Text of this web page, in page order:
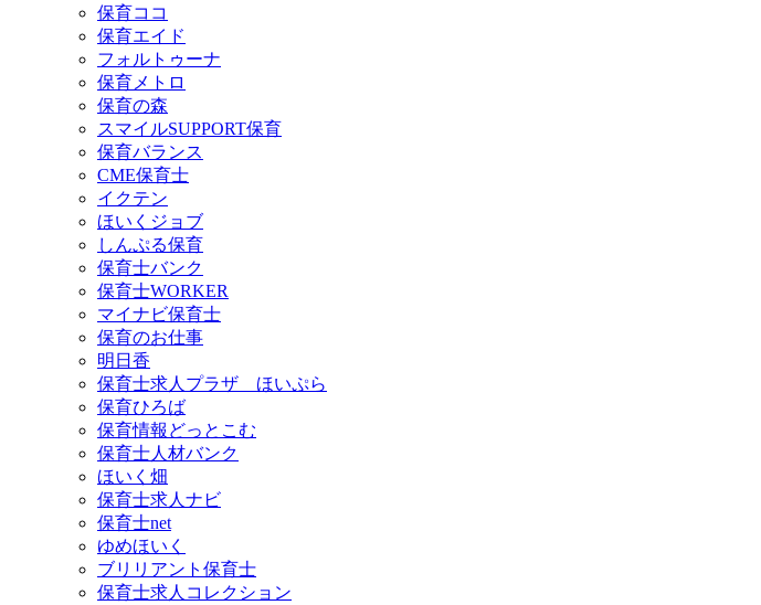
保育ココ
保育エイド
フォルトゥーナ
保育メトロ
保育の森
スマイルSUPPORT保育
保育バランス
CME保育士
イクテン
ほいくジョブ
しんぷる保育
保育士バンク
保育士WORKER
マイナビ保育士
保育のお仕事
明日香
保育士求人プラザ ほいぷら
保育ひろば
保育情報どっとこむ
保育士人材バンク
ほいく畑
保育士求人ナビ
保育士net
ゆめほいく
ブリリアント保育士
保育士求人コレクション